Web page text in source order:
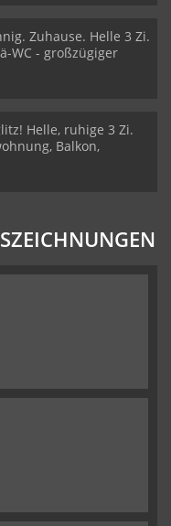
Zuhause. Helle 3 Zi.
WC - großzügiger
Helle, ruhige 3 Zi.
Balkon,